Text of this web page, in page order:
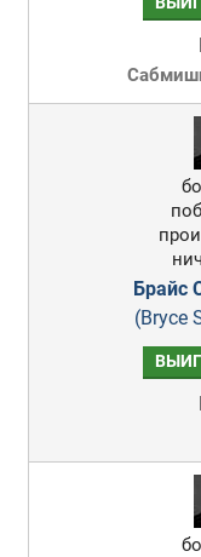
Брайс
(Bryce